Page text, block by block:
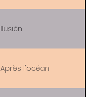
Ilusión
Après l'océan